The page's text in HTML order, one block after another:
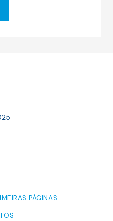
21.60 €.
PÁGINAS